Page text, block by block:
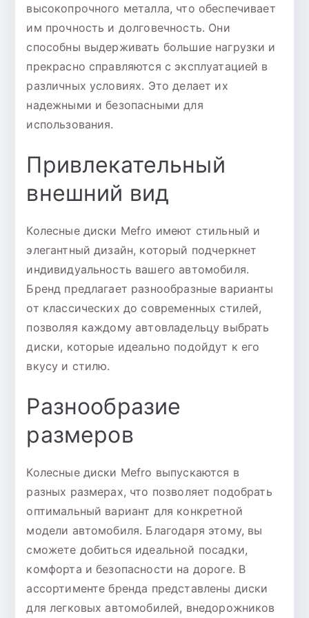
высокопрочного металла, что обеспечивает
им прочность и долговечность. Они
способны выдерживать большие нагрузки и
прекрасно справляются с эксплуатацией в
различных условиях. Это делает их
надежными и безопасными для
использования.
Привлекательный
внешний вид
Колесные диски Mefro имеют стильный и
элегантный дизайн, который подчеркнет
индивидуальность вашего автомобиля.
Бренд предлагает разнообразные варианты
от классических до современных стилей,
позволяя каждому автовладельцу выбрать
диски, которые идеально подойдут к его
вкусу и стилю.
Разнообразие
размеров
Колесные диски Mefro выпускаются в
разных размерах, что позволяет подобрать
оптимальный вариант для конкретной
модели автомобиля. Благодаря этому, вы
сможете добиться идеальной посадки,
комфорта и безопасности на дороге. В
ассортименте бренда представлены диски
для легковых автомобилей, внедорожников